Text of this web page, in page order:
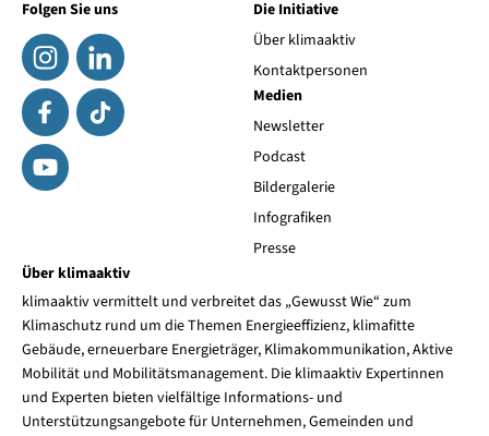
Folgen Sie uns
Die Initiative
Über klimaaktiv
Kontaktpersonen
Medien
Newsletter
Podcast
Bildergalerie
Infografiken
Presse
Über klimaaktiv
klimaaktiv vermittelt und verbreitet das „Gewusst Wie“ zum
Klimaschutz rund um die Themen Energieeffizienz, klimafitte
Gebäude, erneuerbare Energieträger, Klimakommunikation, Aktive
Mobilität und Mobilitätsmanagement. Die klimaaktiv Expertinnen
und Experten bieten vielfältige Informations- und
Unterstützungsangebote für Unternehmen, Gemeinden und